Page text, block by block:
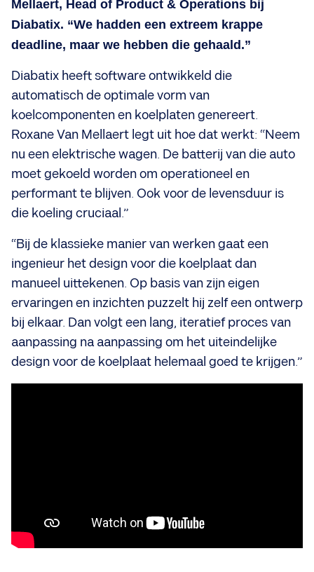
Mellaert, Head of Product & Operations bij
Diabatix. “We hadden een extreem krappe
deadline, maar we hebben die gehaald.”
Diabatix heeft software ontwikkeld die
automatisch de optimale vorm van
koelcomponenten en koelplaten genereert.
Roxane Van Mellaert legt uit hoe dat werkt: “Neem
nu een elektrische wagen. De batterij van die auto
moet gekoeld worden om operationeel en
performant te blijven. Ook voor de levensduur is
die koeling cruciaal.”
“Bij de klassieke manier van werken gaat een
ingenieur het design voor die koelplaat dan
manueel uittekenen. Op basis van zijn eigen
ervaringen en inzichten puzzelt hij zelf een ontwerp
bij elkaar. Dan volgt een lang, iteratief proces van
aanpassing na aanpassing om het uiteindelijke
design voor de koelplaat helemaal goed te krijgen.”